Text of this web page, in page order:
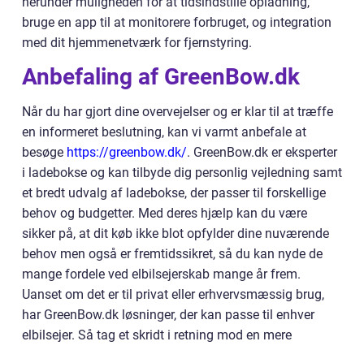
bruge en app til at monitorere forbruget, og integration
med dit hjemmenetværk for fjernstyring.
Anbefaling af GreenBow.dk
Når du har gjort dine overvejelser og er klar til at træffe
en informeret beslutning, kan vi varmt anbefale at
besøge https://greenbow.dk/. GreenBow.dk er eksperter
i ladebokse og kan tilbyde dig personlig vejledning samt
et bredt udvalg af ladebokse, der passer til forskellige
behov og budgetter. Med deres hjælp kan du være
sikker på, at dit køb ikke blot opfylder dine nuværende
behov men også er fremtidssikret, så du kan nyde de
mange fordele ved elbilsejerskab mange år frem.
Uanset om det er til privat eller erhvervsmæssig brug,
har GreenBow.dk løsninger, der kan passe til enhver
elbilsejer. Så tag et skridt i retning mod en mere